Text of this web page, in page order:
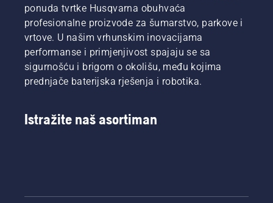
ponuda tvrtke Husqvarna obuhvaća
profesionalne proizvode za šumarstvo, parkove i
vrtove. U našim vrhunskim inovacijama
performanse i primjenjivost spajaju se sa
sigurnošću i brigom o okolišu, među kojima
prednjače baterijska rješenja i robotika.
Istražite naš asortiman